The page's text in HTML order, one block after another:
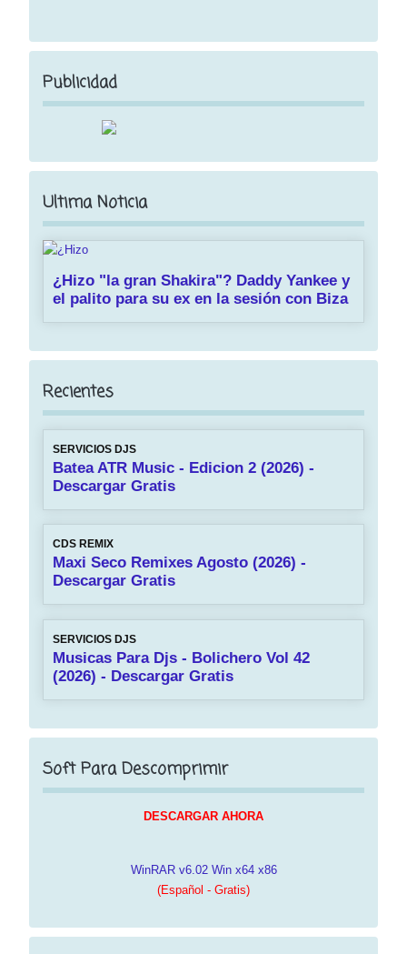
Publicidad
Ultima Noticia
¿Hizo "la gran Shakira"? Daddy Yankee y
el palito para su ex en la sesión con Biza
Recientes
SERVICIOS DJS
Batea ATR Music - Edicion 2 (2026) -
Descargar Gratis
CDS REMIX
Maxi Seco Remixes Agosto (2026) -
Descargar Gratis
SERVICIOS DJS
Musicas Para Djs - Bolichero Vol 42
(2026) - Descargar Gratis
Soft Para Descomprimir
DESCARGAR AHORA
WinRAR v6.02 Win x64 x86
(Español - Gratis)